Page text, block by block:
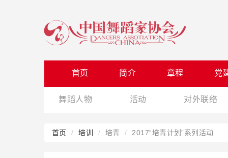
首页 简介 章程 党
舞蹈人物 活动 对外联络
首页 培训 培青 2017“培青计划”系列活动